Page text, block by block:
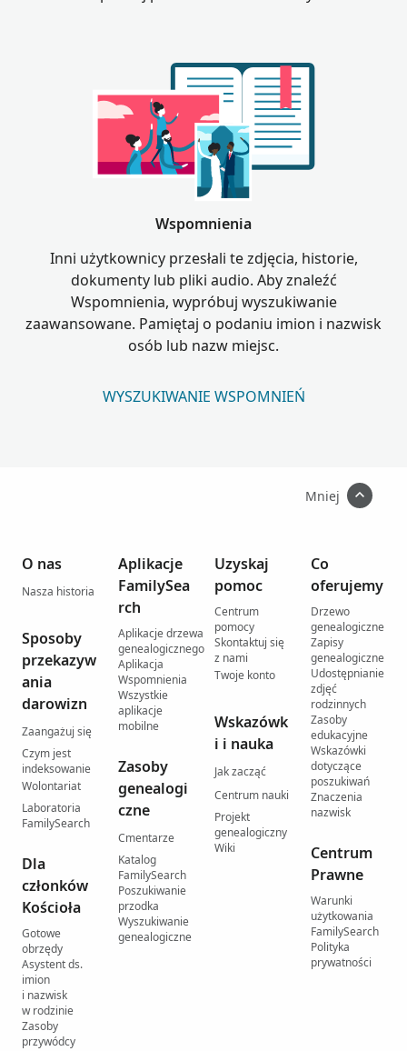
Wspomnienia
Inni użytkownicy przesłali te zdjęcia, historie,
dokumenty lub pliki audio. Aby znaleźć
Wspomnienia, wypróbuj wyszukiwanie
zaawansowane. Pamiętaj o podaniu imion i nazwisk
osób lub nazw miejsc.
WYSZUKIWANIE WSPOMNIEŃ
Mniej
O nas
Nasza historia
Sposoby
przekazyw
ania
darowizn
Zaangażuj się
Czym jest
indeksowanie
Wolontariat
Laboratoria
FamilySearch
Dla
członków
Kościoła
Gotowe
obrzędy
Asystent ds.
imion
i nazwisk
w rodzinie
Zasoby
przywódcy
Aplikacje
FamilySea
rch
Aplikacje drzewa
genealogicznego
Aplikacja
Wspomnienia
Wszystkie
aplikacje
mobilne
Zasoby
genealogi
czne
Cmentarze
Katalog
FamilySearch
Poszukiwanie
przodka
Wyszukiwanie
genealogiczne
Uzyskaj
pomoc
Centrum
pomocy
Skontaktuj się
z nami
Twoje konto
Wskazówk
i i nauka
Jak zacząć
Centrum nauki
Projekt
genealogiczny
Wiki
Co
oferujemy
Drzewo
genealogiczne
Zapisy
genealogiczne
Udostępnianie
zdjęć
rodzinnych
Zasoby
edukacyjne
Wskazówki
dotyczące
poszukiwań
Znaczenia
nazwisk
Centrum
Prawne
Warunki
użytkowania
FamilySearch
Polityka
prywatności